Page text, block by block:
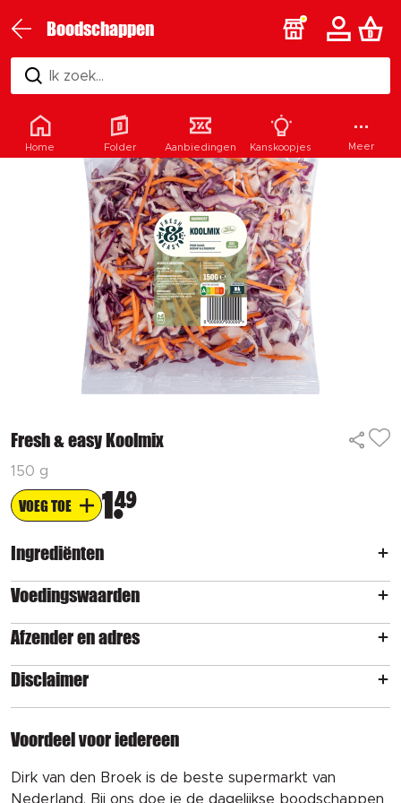
Boodschappen
Ik zoek...
Fresh & easy Koolmix
150 g
VOEG TOE 1 49
Ingrediënten
Voedingswaarden
Afzender en adres
Disclaimer
Voordeel voor iedereen
Dirk van den Broek is de beste supermarkt van
Nederland. Bij ons doe je de dagelijkse boodschappen
Home Folder Aanbiedingen Kanskoopjes Meer